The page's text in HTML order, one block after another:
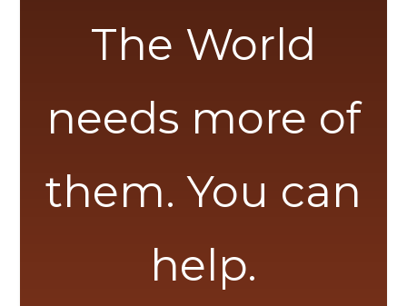
The World
needs more of
them. You can
help.